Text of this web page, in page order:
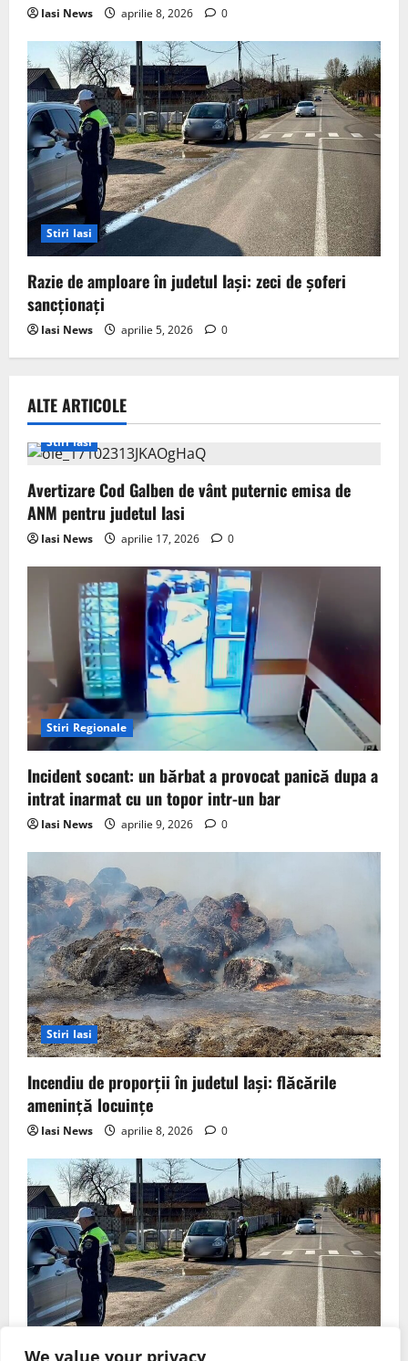
We value your privacy
Iasi News aprilie 8, 2026 0
Stiri Iasi
Razie de amploare în judetul Iași: zeci de șoferi
sancționați
Iasi News aprilie 5, 2026 0
ALTE ARTICOLE
Stiri Iasi
Avertizare Cod Galben de vânt puternic emisa de
ANM pentru judetul Iasi
Iasi News aprilie 17, 2026 0
Stiri Regionale
Incident socant: un bărbat a provocat panică dupa a
intrat inarmat cu un topor intr-un bar
Iasi News aprilie 9, 2026 0
Stiri Iasi
Incendiu de proporții în judetul Iași: flăcările
amenință locuințe
Iasi News aprilie 8, 2026 0
Stiri Iasi